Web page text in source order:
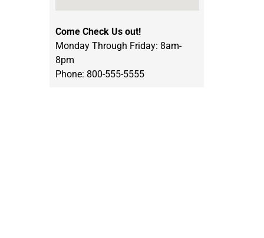
Come Check Us out!
Monday Through Friday: 8am-
8pm
Phone: 800-555-5555